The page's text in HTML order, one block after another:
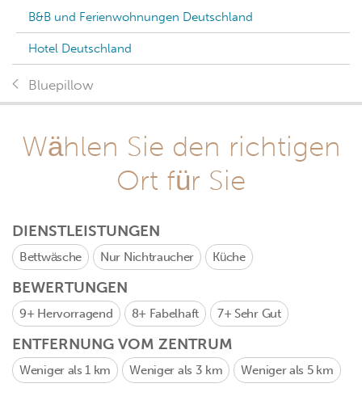
B&B und Ferienwohnungen Deutschland
Hotel Deutschland
Bluepillow
Wählen Sie den richtigen
Ort für Sie
DIENSTLEISTUNGEN
Bettwäsche Nur Nichtraucher Küche
BEWERTUNGEN
9+ Hervorragend 8+ Fabelhaft 7+ Sehr Gut
ENTFERNUNG VOM ZENTRUM
Weniger als 1 km Weniger als 3 km Weniger als 5 km